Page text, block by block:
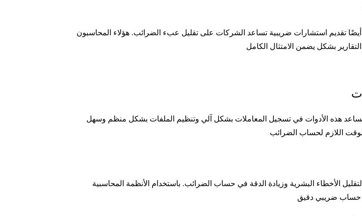
تقديم استشارات ضريبية تساعد الشركات على تقليل عبء الضرائب. هؤلاء المحاسبون
هذه الأدوات في تسجيل المعاملات بشكل آلي وتنظيم الملفات بشكل منظم وسهل
الأخطاء البشرية وزيادة الدقة في حساب الضرائب. باستخدام الأنظمة المحاسبية